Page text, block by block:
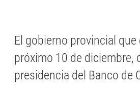
El gobierno provincial
próximo 10 de diciembre,
presidencia del Banco de